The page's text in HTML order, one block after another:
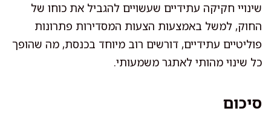
שינויי חקיקה עתידיים שעשויים להגביל את כוחו של
החוק, למשל באמצעות הצעות המסדירות פתרונות
פוליטיים עתידיים, דורשים רוב מיוחד בכנסת, מה שהופך
כל שינוי מהותי לאתגר משמעותי.
סיכום